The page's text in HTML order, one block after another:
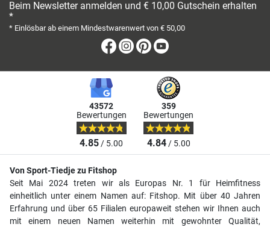
Beim Newsletter anmelden und € 10,00 Gutschein erhalten
*
* Einlösbar ab einem Mindestwarenwert von € 50,00
Facebook
Instagram
Pinterest
43572
Bewertungen
4.85/ 5.00
359
Bewertungen
4.84/ 5.00
Von Sport-Tiedje zu Fitshop
Seit Mai 2024 treten wir als Europas Nr. 1 für Heimfitness
einheitlich unter einem Namen auf: Fitshop. Mit über 40 Jahren
Erfahrung und über 65 Filialen europaweit stehen wir Ihnen auch
mit einem neuen Namen weiterhin mit gewohnter Qualität,